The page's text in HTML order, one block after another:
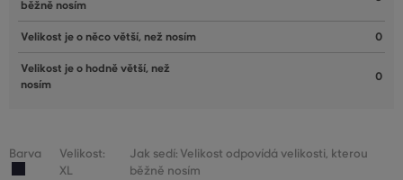
běžně nosím
Velikost je o něco větší, než nosím 0
Velikost je o hodně větší, než
nosím
0
Barva
Velikost:
XL
Jak sedí: Velikost odpovídá velikosti, kterou
běžně nosím